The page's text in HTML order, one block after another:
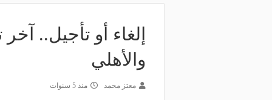
إلغاء أو تأجيل..
والأهلي
معتز محمد منذ 5 سنوات